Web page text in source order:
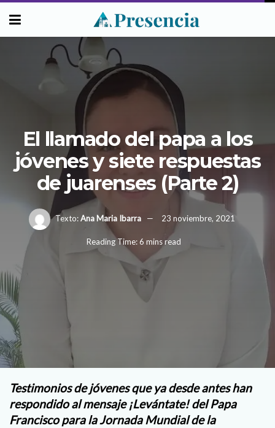
El llamado del papa a los
jóvenes y siete respuestas
de juarenses (Parte 2)
Texto: Ana Maria Ibarra 23 noviembre, 2021
Reading Time: 6 mins read
Testimonios de jóvenes que ya desde antes han
respondido al mensaje ¡Levántate! del Papa
Francisco para la Jornada Mundial de la